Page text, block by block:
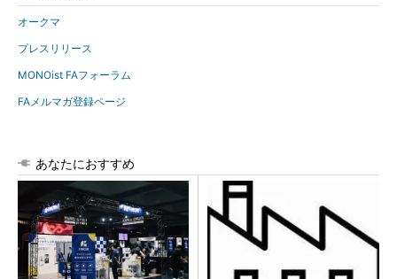
オークマ
プレスリリース
MONOist FAフォーラム
FAメルマガ登録ページ
あなたにおすすめ